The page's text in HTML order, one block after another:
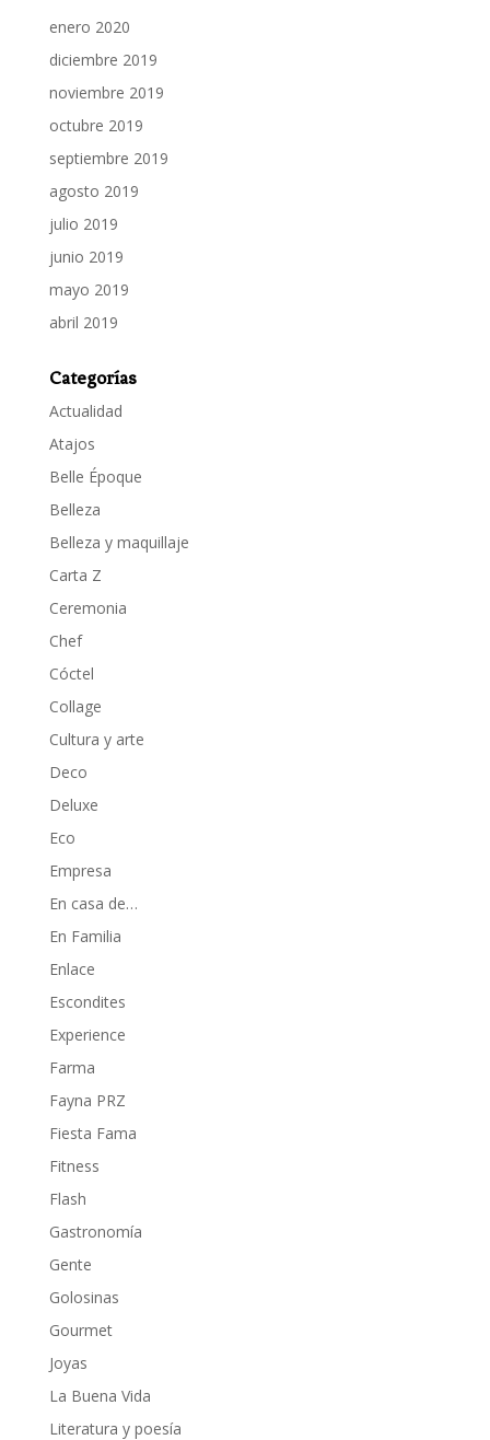
enero 2020
diciembre 2019
noviembre 2019
octubre 2019
septiembre 2019
agosto 2019
julio 2019
junio 2019
mayo 2019
abril 2019
Categorías
Actualidad
Atajos
Belle Époque
Belleza
Belleza y maquillaje
Carta Z
Ceremonia
Chef
Cóctel
Collage
Cultura y arte
Deco
Deluxe
Eco
Empresa
En casa de…
En Familia
Enlace
Escondites
Experience
Farma
Fayna PRZ
Fiesta Fama
Fitness
Flash
Gastronomía
Gente
Golosinas
Gourmet
Joyas
La Buena Vida
Literatura y poesía